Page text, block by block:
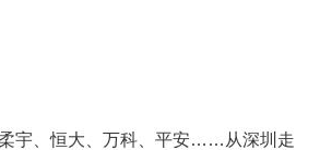
宇、恒大、万科、平安……从深圳走